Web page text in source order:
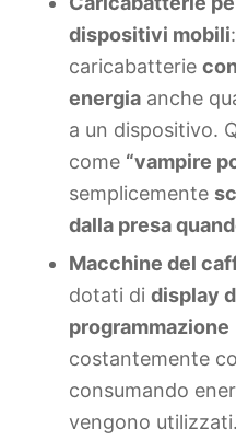
dispositivi mobili
caricabatterie
energia anche
a un dispositivo.
come “vampire
semplicemente
dalla presa
Macchine del
dotati di display
programmazione
costantemente
consumando
vengono